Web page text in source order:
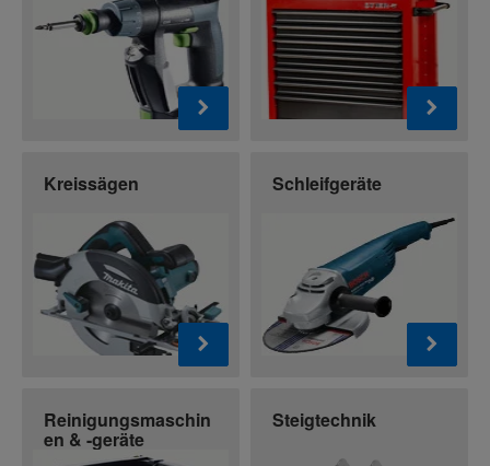
Kreissägen Schleifgeräte
Reinigungsmaschin
en & -geräte
Steigtechnik